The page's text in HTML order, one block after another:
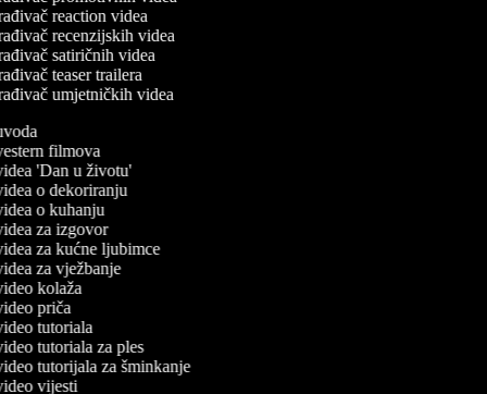
reaction videa
recenzijskih videa
satiričnih videa
teaser trailera
umjetničkih videa
filmova
'Dan u životu'
o dekoriranju
o kuhanju
za izgovor
za kućne ljubimce
za vježbanje
kolaža
priča
tutoriala
tutoriala za ples
tutorijala za šminkanje
vijesti